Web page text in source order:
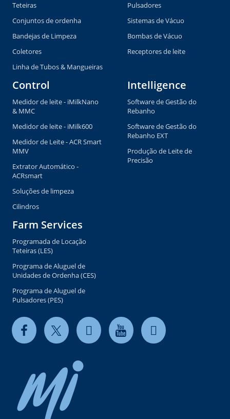
Teteiras
Conjuntos de ordenha
Bandejas de Limpeza
Coletores
Linha de Tubos & Mangueiras
Pulsadores
Sistemas de Vácuo
Bombas de Vácuo
Receptores de leite
Control
Medidor de leite - iMilkNano
& MMC
Medidor de leite - iMilk600
Medidor de Leite - ACR Smart
MMV
Extrator Automático -
ACRsmart
Soluções de limpeza
Cilindros
Intelligence
Software de Gestão do
Rebanho
Software de Gestão do
Rebanho EXT
Produção de Leite de
Precisão
Farm Services
Programada de Locação
Teteiras (LES)
Programa de Aluguel de
Unidades de Ordenha (CES)
Programa de Aluguel de
Pulsadores (PES)